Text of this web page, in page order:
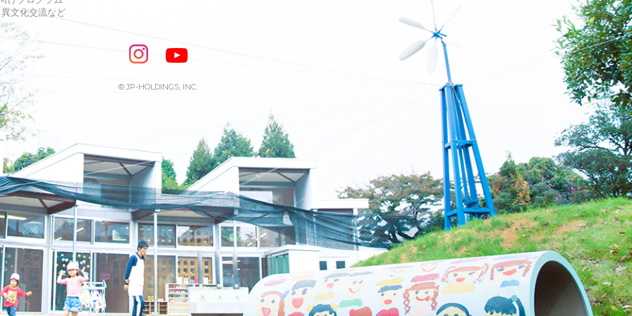
異文化交流など
© JP-HOLDINGS, INC.